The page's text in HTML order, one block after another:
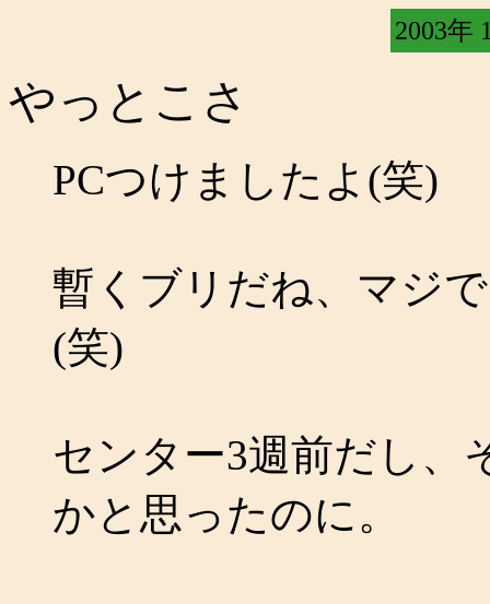
2003年
やっとこさ
PCつけましたよ(笑)
暫くブリだね、マジ
(笑)
センター3週前だし、
かと思ったのに。